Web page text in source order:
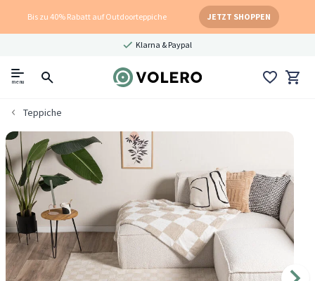
Bis zu 40% Rabatt auf Outdoorteppiche JETZT SHOPPEN
Klarna & Paypal
menu
Teppiche